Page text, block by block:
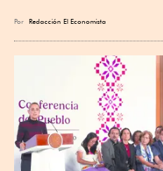
Por Redacción El Economista